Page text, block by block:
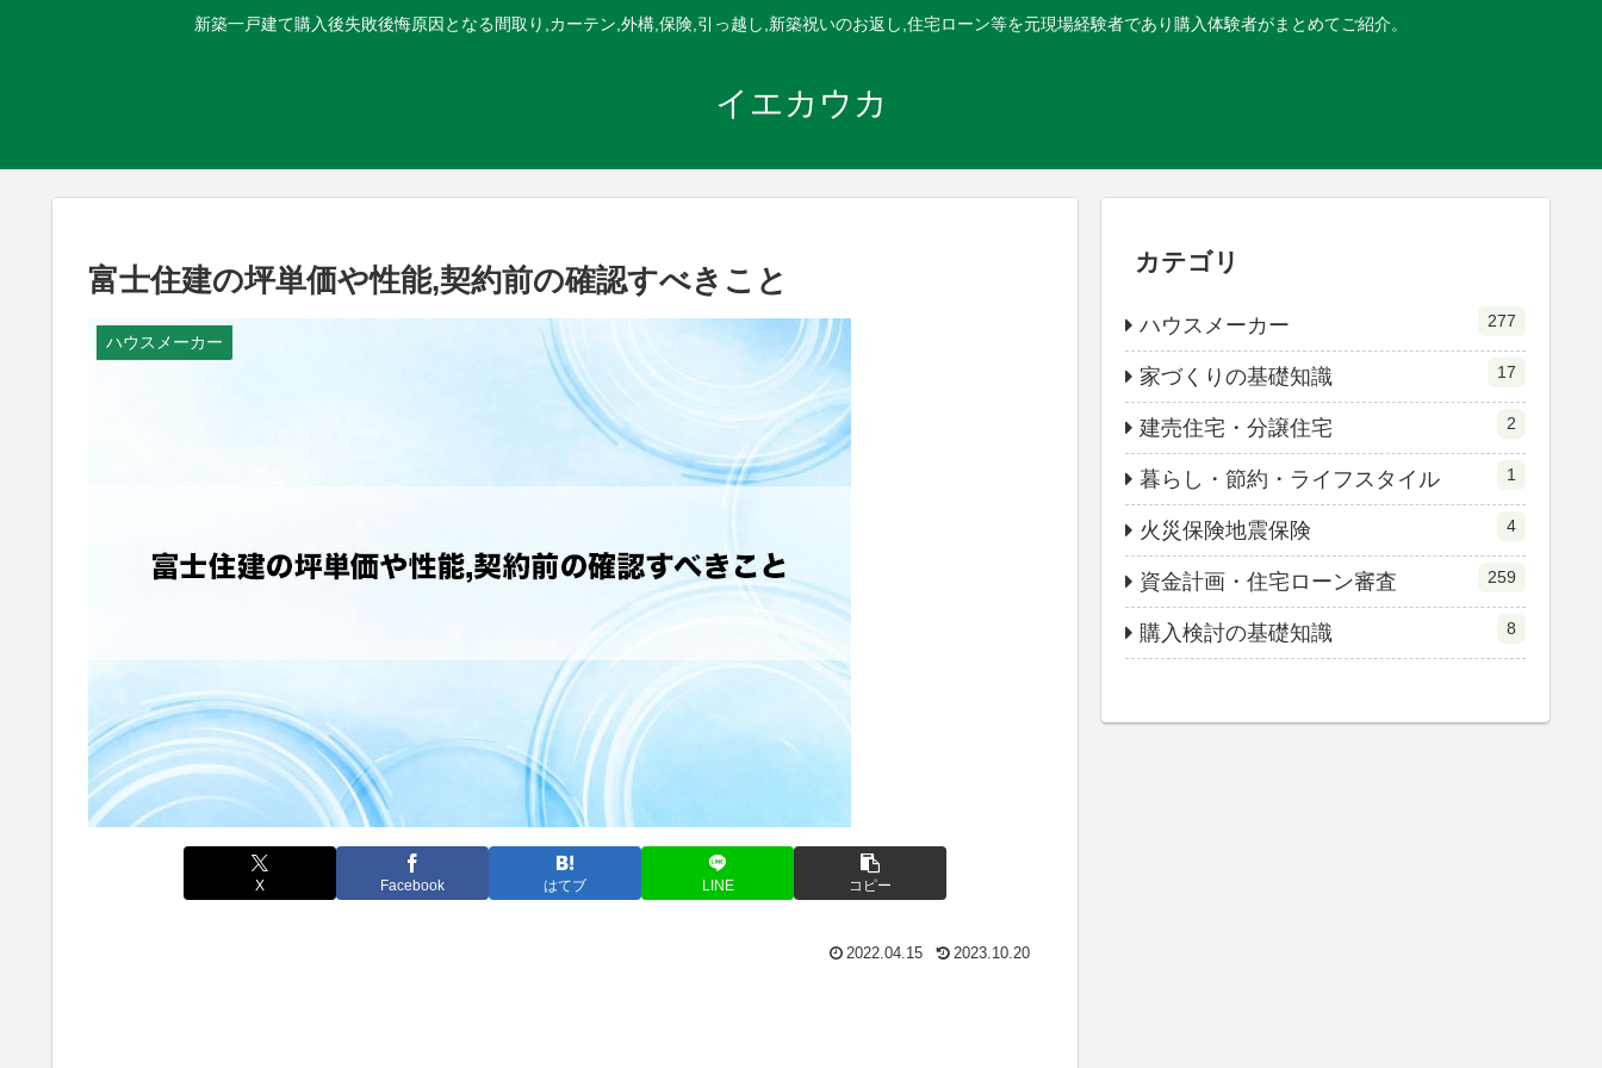
新築一戸建て購入後失敗後悔原因となる間取り,カーテン,外構,保険,引っ越し,新築祝いのお返し,住宅ローン等を元現場経験者であり購入体験者がまとめてご紹介。
イエカウカ
富士住建の坪単価や性能,契約前の確認すべきこと
ハウスメーカー
X Facebook はてブ LINE コピー
2022.04.15 2023.10.20
カテゴリ
ハウスメーカー 277
家づくりの基礎知識 17
建売住宅・分譲住宅 2
暮らし・節約・ライフスタイル 1
火災保険地震保険 4
資金計画・住宅ローン審査 259
購入検討の基礎知識 8